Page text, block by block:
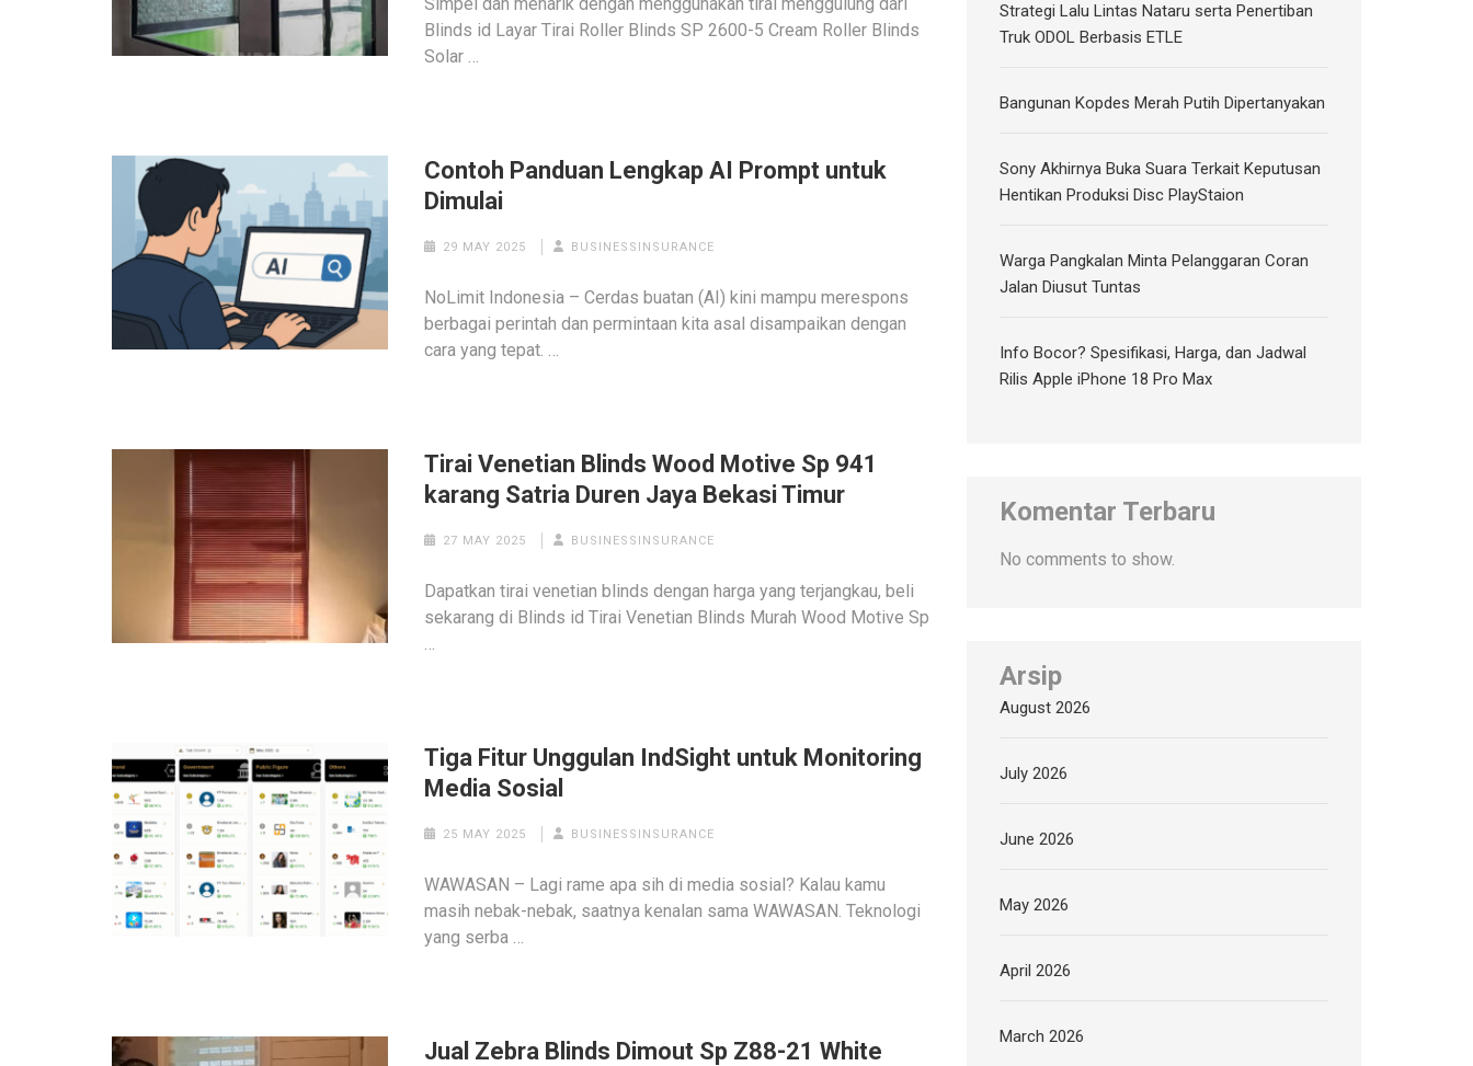
Blinds id Layar Tirai Roller Blinds SP 2600-5 Cream Roller Blinds
Solar …
Contoh Panduan Lengkap AI Prompt untuk
Dimulai
29 MAY 2025 BUSINESSINSURANCE
NoLimit Indonesia – Cerdas buatan (AI) kini mampu merespons
berbagai perintah dan permintaan kita asal disampaikan dengan
cara yang tepat. …
Tirai Venetian Blinds Wood Motive Sp 941
karang Satria Duren Jaya Bekasi Timur
27 MAY 2025 BUSINESSINSURANCE
Dapatkan tirai venetian blinds dengan harga yang terjangkau, beli
sekarang di Blinds id Tirai Venetian Blinds Murah Wood Motive Sp
…
Tiga Fitur Unggulan IndSight untuk Monitoring
Media Sosial
25 MAY 2025 BUSINESSINSURANCE
WAWASAN – Lagi rame apa sih di media sosial? Kalau kamu
masih nebak-nebak, saatnya kenalan sama WAWASAN. Teknologi
yang serba …
Jual Zebra Blinds Dimout Sp Z88-21 White
Strategi Lalu Lintas Nataru serta Penertiban
Truk ODOL Berbasis ETLE
Bangunan Kopdes Merah Putih Dipertanyakan
Sony Akhirnya Buka Suara Terkait Keputusan
Hentikan Produksi Disc PlayStaion
Warga Pangkalan Minta Pelanggaran Coran
Jalan Diusut Tuntas
Info Bocor? Spesifikasi, Harga, dan Jadwal
Rilis Apple iPhone 18 Pro Max
Komentar Terbaru
No comments to show.
Arsip
August 2026
July 2026
June 2026
May 2026
April 2026
March 2026